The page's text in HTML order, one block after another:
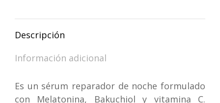
WhatsAppFacebook
X
Pinterest
Descripción
Información adicional
Es un sérum reparador de noche formulado
con Melatonina, Bakuchiol y vitamina C.